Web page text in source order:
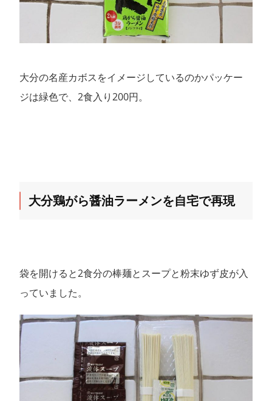
大分の名産カボスをイメージしているのかパッケー
ジは緑色で、2食入り200円。
大分鶏がら醤油ラーメンを自宅で再現
袋を開けると2食分の棒麺とスープと粉末ゆず皮が入
っていました。